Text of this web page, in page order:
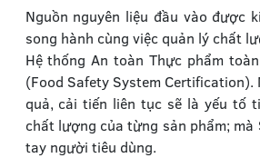
Nguồn nguyên liệu đầu vào được
song hành cùng việc quản lý chất
Hệ thống An toàn Thực phẩm
(Food Safety System Certification).
quả, cải tiến liên tục sẽ là yếu tố
chất lượng của từng sản phẩm;
tay người tiêu dùng.